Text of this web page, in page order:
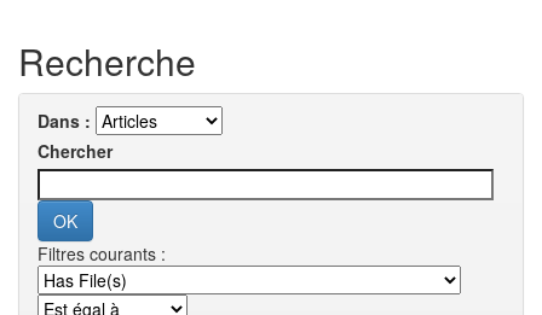
Recherche
Dans :
Chercher
Filtres courants :